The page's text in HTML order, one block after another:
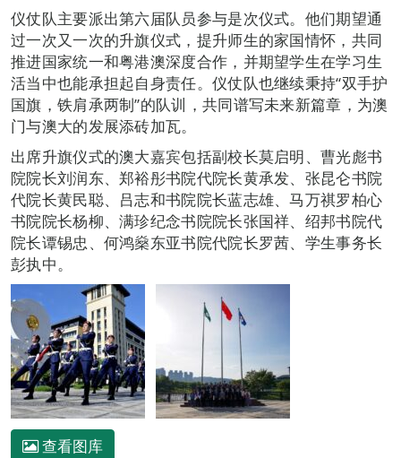
仪仗队主要派出第六届队员参与是次仪式。他们期望通
过一次又一次的升旗仪式，提升师生的家国情怀，共同
推进国家统一和粤港澳深度合作，并期望学生在学习生
活当中也能承担起自身责任。仪仗队也继续秉持“双手护
国旗，铁肩承两制”的队训，共同谱写未来新篇章，为澳
门与澳大的发展添砖加瓦。
出席升旗仪式的澳大嘉宾包括副校长莫启明、曹光彪书
院院长刘润东、郑裕彤书院代院长黄承发、张昆仑书院
代院长黄民聪、吕志和书院院长蓝志雄、马万祺罗柏心
书院院长杨柳、满珍纪念书院院长张国祥、绍邦书院代
院长谭锡忠、何鸿燊东亚书院代院长罗茜、学生事务长
彭执中。
查看图库